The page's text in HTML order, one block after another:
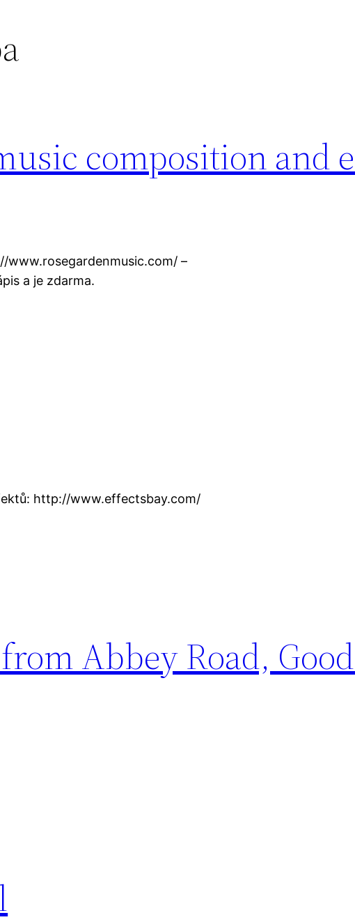
composition and
www.rosegardenmusic.com/ –
a je zdarma.
http://www.effectsbay.com/
Abbey Road,